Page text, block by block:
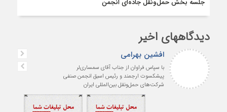
جلسه بخش حمل‌ونقل جاده‌ای انجمن
دیدگاههای اخیر
افشین بهرامی
با سپاس فراوان از جناب آقای سمساری‌لر
پیشکسوت ارجمند و رئیس اسبق انجمن صنفی
شرکت‌های حمل‌ونقل بین‌المللی ایران